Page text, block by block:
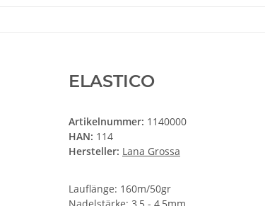
ELASTICO
Artikelnummer: 1140000
HAN: 114
Hersteller: Lana Grossa
Lauflänge: 160m/50gr